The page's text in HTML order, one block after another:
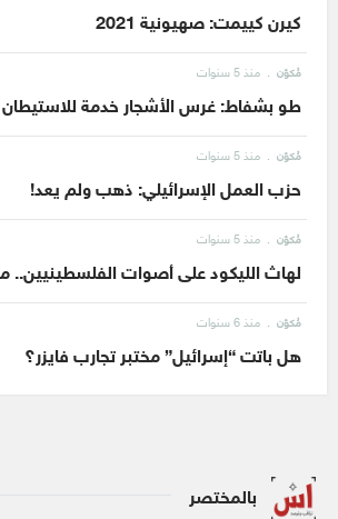
كيرن كييمت: صهيونية 2021
مُكوّن منذ 5 سنوات
طو بشفاط: غرس الأشجار خدمة للاستيطان
مُكوّن منذ 5 سنوات
حزب العمل الإسرائيلي: ذهب ولم يعد!
مُكوّن منذ 5 سنوات
لهاث الليكود على أصوات الفلسطينيين..
مُكوّن منذ 6 سنوات
هل باتت “إسرائيل” مختبر تجارب فايزر؟
بالمختصر